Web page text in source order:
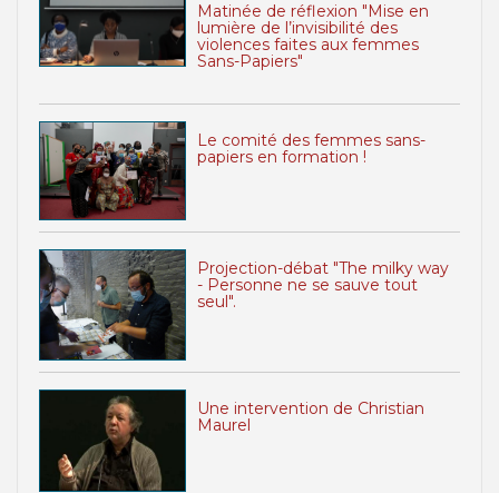
Matinée de réflexion "Mise en
lumière de l’invisibilité des
violences faites aux femmes
Sans-Papiers"
Le comité des femmes sans-
papiers en formation !
Projection-débat "The milky way
- Personne ne se sauve tout
seul".
Une intervention de Christian
Maurel